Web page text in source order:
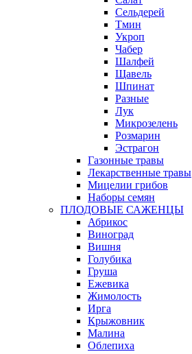
Сельдерей
Тмин
Укроп
Чабер
Шалфей
Щавель
Шпинат
Разные
Лук
Микрозелень
Розмарин
Эстрагон
Газонные травы
Лекарственные травы
Мицелии грибов
Наборы семян
ПЛОДОВЫЕ САЖЕНЦЫ
Абрикос
Виноград
Вишня
Голубика
Груша
Ежевика
Жимолость
Ирга
Крыжовник
Малина
Облепиха